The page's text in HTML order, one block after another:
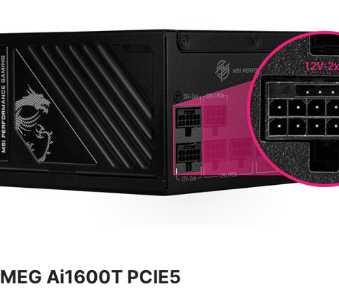
MEG Ai1600T PCIE5